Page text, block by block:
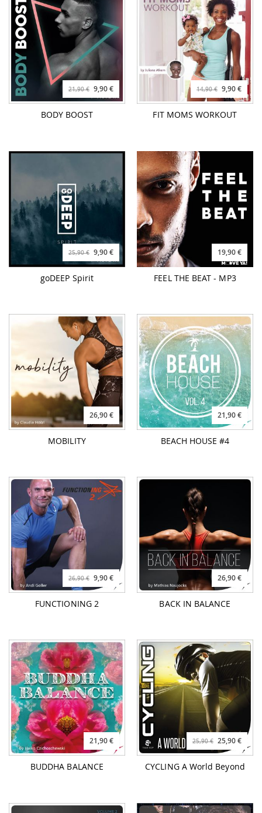
21,90 € 9,90 €
BODY BOOST
14,90 € 9,90 €
FIT MOMS WORKOUT
25,90 € 9,90 €
goDEEP Spirit
19,90 €
FEEL THE BEAT - MP3
26,90 €
MOBILITY
21,90 €
BEACH HOUSE #4
26,90 € 9,90 €
FUNCTIONING 2
26,90 €
BACK IN BALANCE
21,90 €
BUDDHA BALANCE
25,90 € 25,90 €
CYCLING A World Beyond